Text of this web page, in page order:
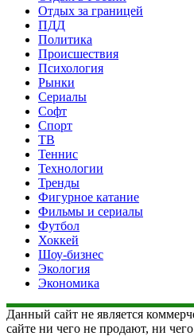
Отдых за границей
ПДД
Политика
Происшествия
Психология
Рынки
Сериалы
Софт
Спорт
ТВ
Теннис
Технологии
Тренды
Фигурное катание
Фильмы и сериалы
Футбол
Хоккей
Шоу-бизнес
Экология
Экономика
Данный сайт не является
сайте ни чего не продают, ни